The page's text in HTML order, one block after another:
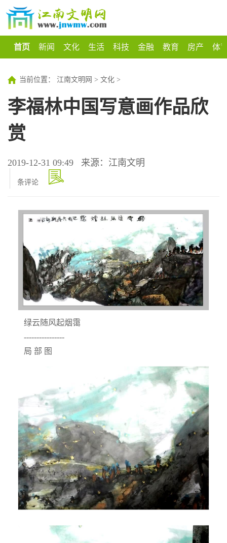
首页 新闻 文化 生活 科技 金融 教育 房产 体
当前位置： 江南文明网 > 文化 >
李福林中国写意画作品欣
赏
2019-12-31 09:49 来源：江南文明
条评论
绿云随风起烟霭
----------------
局 部 图